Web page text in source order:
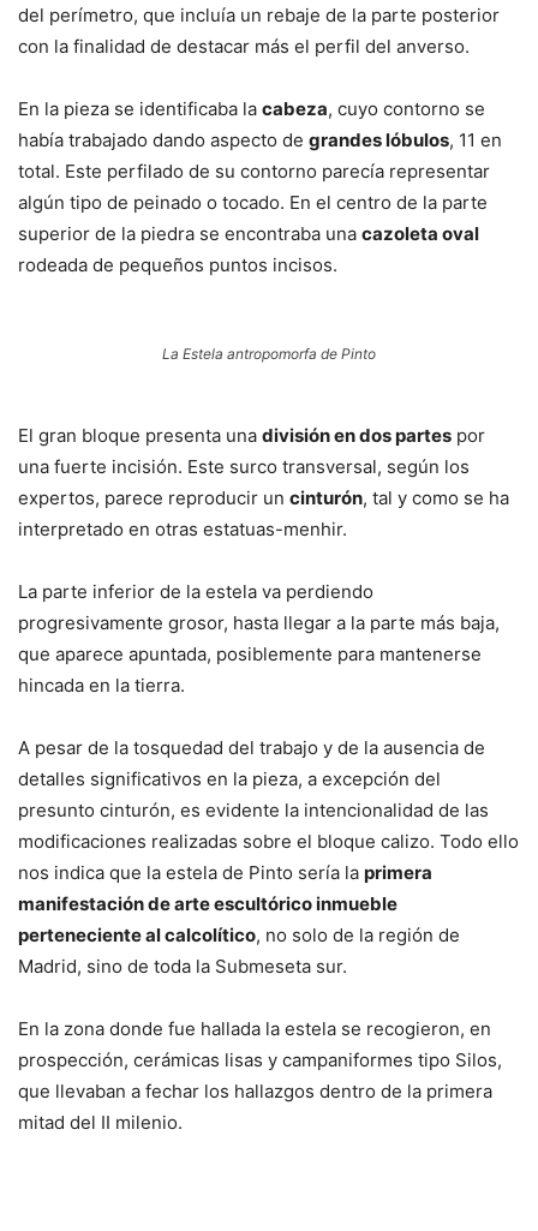
del perímetro, que incluía un rebaje de la parte posterior
con la finalidad de destacar más el perfil del anverso.
En la pieza se identificaba la cabeza, cuyo contorno se
había trabajado dando aspecto de grandes lóbulos, 11 en
total. Este perfilado de su contorno parecía representar
algún tipo de peinado o tocado. En el centro de la parte
superior de la piedra se encontraba una cazoleta oval
rodeada de pequeños puntos incisos.
La Estela antropomorfa de Pinto
El gran bloque presenta una división en dos partes por
una fuerte incisión. Este surco transversal, según los
expertos, parece reproducir un cinturón, tal y como se ha
interpretado en otras estatuas-menhir.
La parte inferior de la estela va perdiendo
progresivamente grosor, hasta llegar a la parte más baja,
que aparece apuntada, posiblemente para mantenerse
hincada en la tierra.
A pesar de la tosquedad del trabajo y de la ausencia de
detalles significativos en la pieza, a excepción del
presunto cinturón, es evidente la intencionalidad de las
modificaciones realizadas sobre el bloque calizo. Todo ello
nos indica que la estela de Pinto sería la primera
manifestación de arte escultórico inmueble
perteneciente al calcolítico, no solo de la región de
Madrid, sino de toda la Submeseta sur.
En la zona donde fue hallada la estela se recogieron, en
prospección, cerámicas lisas y campaniformes tipo Silos,
que llevaban a fechar los hallazgos dentro de la primera
mitad del II milenio.